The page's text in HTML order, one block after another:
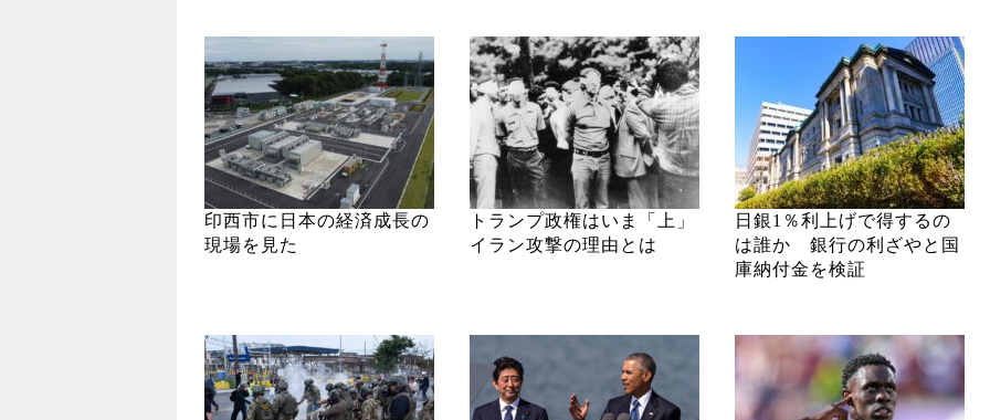
印西市に日本の経済成長の
現場を見た
トランプ政権はいま「上」
イラン攻撃の理由とは
日銀1％利上げで得するの
は誰か 銀行の利ざやと国
庫納付金を検証